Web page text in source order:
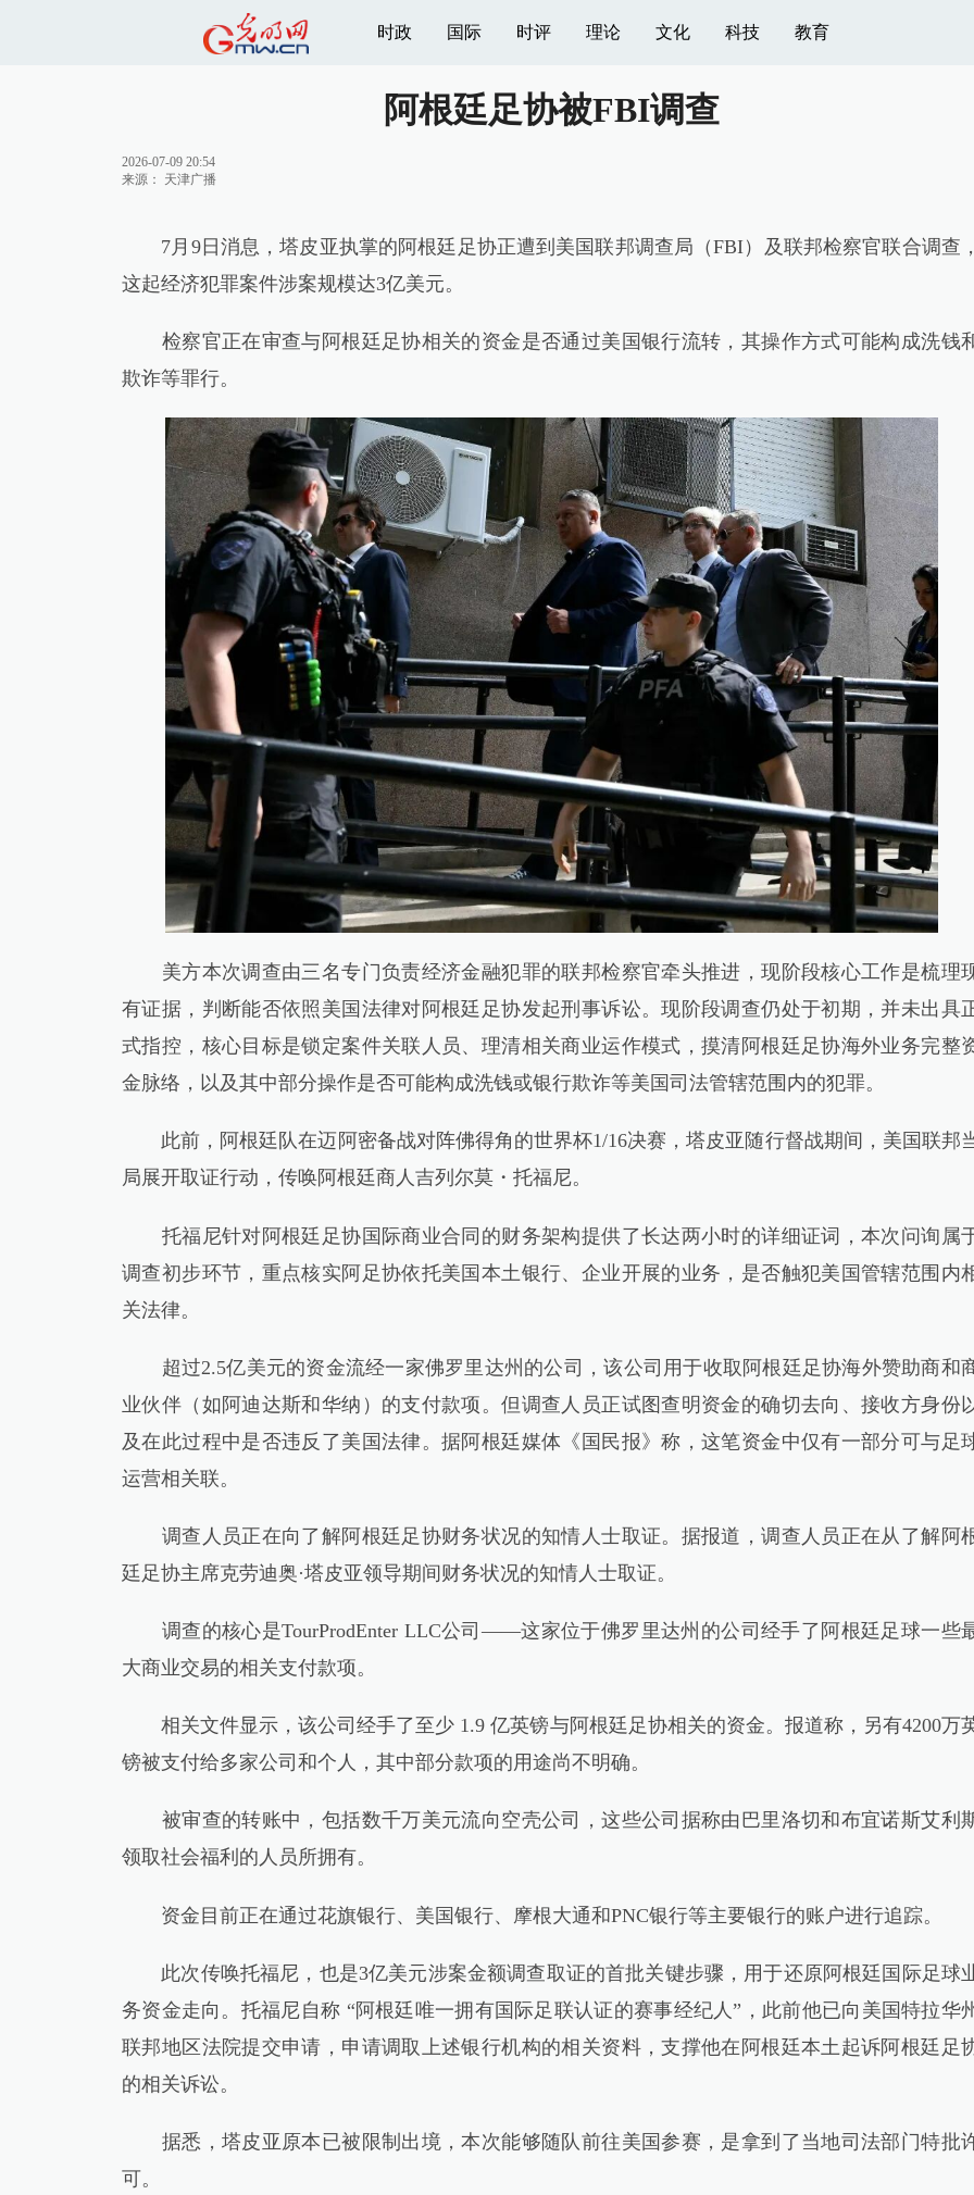
时政 国际 时评 理论 文化 科技 教育
阿根廷足协被FBI调查
2026-07-09 20:54
来源： 天津广播
7月9日消息，塔皮亚执掌的阿根廷足协正遭到美国联邦调查局（FBI）及联邦检察官联合调查
这起经济犯罪案件涉案规模达3亿美元。
检察官正在审查与阿根廷足协相关的资金是否通过美国银行流转，其操作方式可能构成洗钱
欺诈等罪行。
美方本次调查由三名专门负责经济金融犯罪的联邦检察官牵头推进，现阶段核心工作是梳理
有证据，判断能否依照美国法律对阿根廷足协发起刑事诉讼。现阶段调查仍处于初期，并未出具
式指控，核心目标是锁定案件关联人员、理清相关商业运作模式，摸清阿根廷足协海外业务完整
金脉络，以及其中部分操作是否可能构成洗钱或银行欺诈等美国司法管辖范围内的犯罪。
此前，阿根廷队在迈阿密备战对阵佛得角的世界杯1/16决赛，塔皮亚随行督战期间，美国联邦
局展开取证行动，传唤阿根廷商人吉列尔莫・托福尼。
托福尼针对阿根廷足协国际商业合同的财务架构提供了长达两小时的详细证词，本次问询属
调查初步环节，重点核实阿足协依托美国本土银行、企业开展的业务，是否触犯美国管辖范围内
关法律。
超过2.5亿美元的资金流经一家佛罗里达州的公司，该公司用于收取阿根廷足协海外赞助商和
业伙伴（如阿迪达斯和华纳）的支付款项。但调查人员正试图查明资金的确切去向、接收方身份
及在此过程中是否违反了美国法律。据阿根廷媒体《国民报》称，这笔资金中仅有一部分可与足
运营相关联。
调查人员正在向了解阿根廷足协财务状况的知情人士取证。据报道，调查人员正在从了解阿
廷足协主席克劳迪奥·塔皮亚领导期间财务状况的知情人士取证。
调查的核心是TourProdEnter LLC公司——这家位于佛罗里达州的公司经手了阿根廷足球一些
大商业交易的相关支付款项。
相关文件显示，该公司经手了至少 1.9 亿英镑与阿根廷足协相关的资金。报道称，另有4200万
镑被支付给多家公司和个人，其中部分款项的用途尚不明确。
被审查的转账中，包括数千万美元流向空壳公司，这些公司据称由巴里洛切和布宜诺斯艾利
领取社会福利的人员所拥有。
资金目前正在通过花旗银行、美国银行、摩根大通和PNC银行等主要银行的账户进行追踪。
此次传唤托福尼，也是3亿美元涉案金额调查取证的首批关键步骤，用于还原阿根廷国际足球
务资金走向。托福尼自称 “阿根廷唯一拥有国际足联认证的赛事经纪人”，此前他已向美国特拉华
联邦地区法院提交申请，申请调取上述银行机构的相关资料，支撑他在阿根廷本土起诉阿根廷足
的相关诉讼。
据悉，塔皮亚原本已被限制出境，本次能够随队前往美国参赛，是拿到了当地司法部门特批
可。